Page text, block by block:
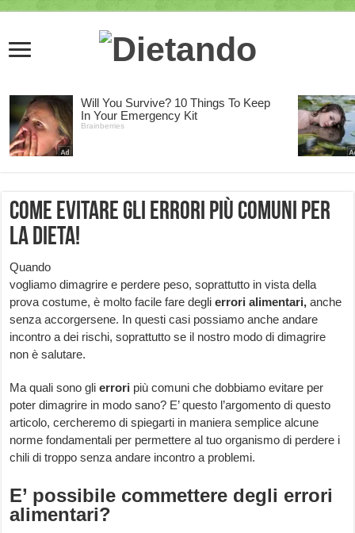
Come evitare gli errori più comuni per
la dieta!
Quando
vogliamo dimagrire e perdere peso, soprattutto in vista della
prova costume, è molto facile fare deglierrori alimentari, anche
senza accorgersene. In questi casi possiamo anche andare
incontro a dei rischi, soprattutto se il nostro modo di dimagrire
non è salutare.
Ma quali sono glierrori più comuni che dobbiamo evitare per
poter dimagrire in modo sano? E’ questo l’argomento di questo
articolo, cercheremo di spiegarti in maniera semplice alcune
norme fondamentali per permettere al tuo organismo di perdere i
chili di troppo senza andare incontro a problemi.
E’ possibile commettere degli errori
alimentari?